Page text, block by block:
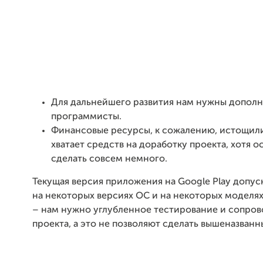
Для дальнейшего развития нам нужны
программисты.
Финансовые ресурсы, к сожалению,
хватает средств на доработку проекта, хотя
сделать совсем немного.
Текущая версия приложения на Google Play
на некоторых версиях ОС и на некоторых
– нам нужно углубленное тестирование и
проекта, а это не позволяют сделать